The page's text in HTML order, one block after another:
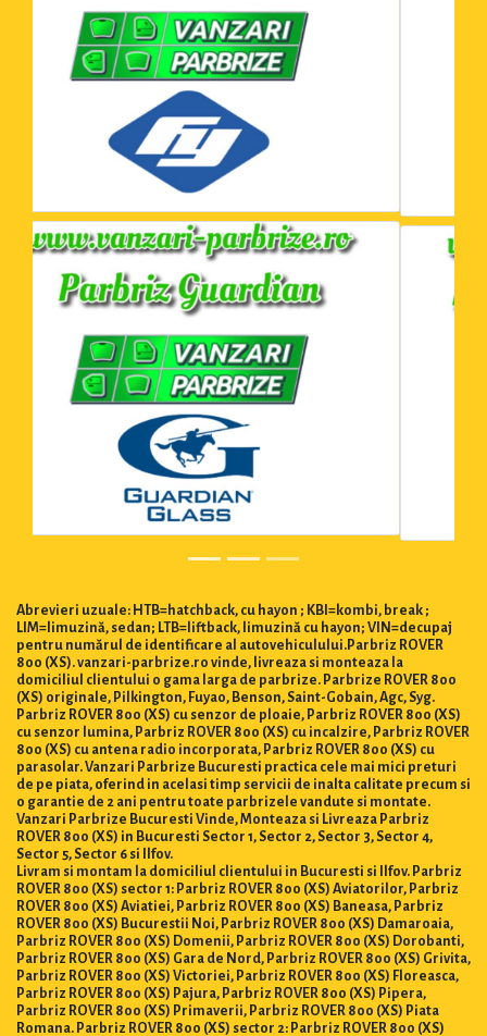
Abrevieri uzuale: HTB=hatchback, cu hayon ; KBI=kombi, break ;
LIM=limuzină, sedan; LTB=liftback, limuzină cu hayon; VIN=decupaj
pentru numărul de identificare al autovehiculului.Parbriz ROVER
800 (XS). vanzari-parbrize.ro vinde, livreaza si monteaza la
domiciliul clientului o gama larga de parbrize. Parbrize ROVER 800
(XS) originale, Pilkington, Fuyao, Benson, Saint-Gobain, Agc, Syg.
Parbriz ROVER 800 (XS) cu senzor de ploaie, Parbriz ROVER 800 (XS)
cu senzor lumina, Parbriz ROVER 800 (XS) cu incalzire, Parbriz ROVER
800 (XS) cu antena radio incorporata, Parbriz ROVER 800 (XS) cu
parasolar. Vanzari Parbrize Bucuresti practica cele mai mici preturi
de pe piata, oferind in acelasi timp servicii de inalta calitate precum si
o garantie de 2 ani pentru toate parbrizele vandute si montate.
Vanzari Parbrize Bucuresti Vinde, Monteaza si Livreaza Parbriz
ROVER 800 (XS) in Bucuresti Sector 1, Sector 2, Sector 3, Sector 4,
Sector 5, Sector 6 si Ilfov.
Livram si montam la domiciliul clientului in Bucuresti si Ilfov. Parbriz
ROVER 800 (XS) sector 1: Parbriz ROVER 800 (XS) Aviatorilor, Parbriz
ROVER 800 (XS) Aviatiei, Parbriz ROVER 800 (XS) Baneasa, Parbriz
ROVER 800 (XS) Bucurestii Noi, Parbriz ROVER 800 (XS) Damaroaia,
Parbriz ROVER 800 (XS) Domenii, Parbriz ROVER 800 (XS) Dorobanti,
Parbriz ROVER 800 (XS) Gara de Nord, Parbriz ROVER 800 (XS) Grivita,
Parbriz ROVER 800 (XS) Victoriei, Parbriz ROVER 800 (XS) Floreasca,
Parbriz ROVER 800 (XS) Pajura, Parbriz ROVER 800 (XS) Pipera,
Parbriz ROVER 800 (XS) Primaverii, Parbriz ROVER 800 (XS) Piata
Romana. Parbriz ROVER 800 (XS) sector 2: Parbriz ROVER 800 (XS)